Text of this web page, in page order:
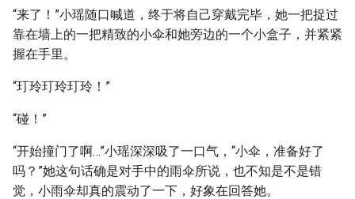
“来了！”小瑶随口喊道，终于将自己穿戴完毕，她一把捉过
靠在墙上的一把精致的小伞和她旁边的一个小盒子，并紧紧
握在手里。
“玎玲玎玲玎玲！”
“碰！”
“开始撞门了啊…”小瑶深深吸了一口气，“小伞，准备好了
吗？”她这句话确是对手中的雨伞所说，也不知是不是错
觉，小雨伞却真的震动了一下，好象在回答她。